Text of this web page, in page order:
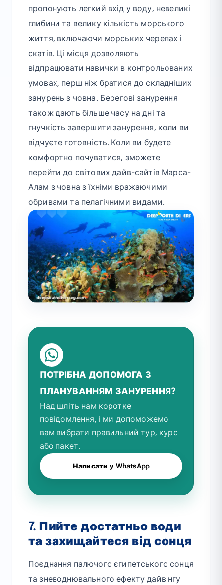
пропонують легкий вхід у воду, невеликі
глибини та велику кількість морського
життя, включаючи морських черепах і
скатів. Ці місця дозволяють
відпрацювати навички в контрольованих
умовах, перш ніж братися до складніших
занурень з човна. Берегові занурення
також дають більше часу на дні та
гнучкість завершити занурення, коли ви
відчуєте готовність. Коли ви будете
комфортно почуватися, зможете
перейти до світових дайв-сайтів Марса-
Алам з човна з їхніми вражаючими
обривами та пелагічними видами.
ПОТРІБНА ДОПОМОГА З
ПЛАНУВАННЯМ ЗАНУРЕННЯ?
Надішліть нам коротке
повідомлення, і ми допоможемо
вам вибрати правильний тур, курс
або пакет.
Написати у WhatsApp
7. Пийте достатньо води
та захищайтеся від сонця
Поєднання палючого єгипетського сонця
та зневоднювального ефекту дайвінгу